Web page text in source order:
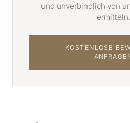
und unverbindlich von
ermitteln.
KOSTENLOSE